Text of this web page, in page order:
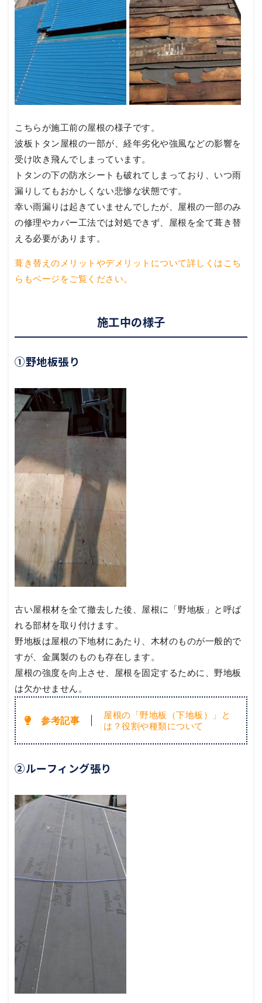
こちらが施工前の屋根の様子です。
波板トタン屋根の一部が、経年劣化や強風などの影響を
受け吹き飛んでしまっています。
トタンの下の防水シートも破れてしまっており、いつ雨
漏りしてもおかしくない悲惨な状態です。
幸い雨漏りは起きていませんでしたが、屋根の一部のみ
の修理やカバー工法では対処できず、屋根を全て葺き替
える必要があります。
葺き替えのメリットやデメリットについて詳しくはこち
らもページをご覧ください。
施工中の様子
①野地板張り
古い屋根材を全て撤去した後、屋根に「野地板」と呼ば
れる部材を取り付けます。
野地板は屋根の下地材にあたり、木材のものが一般的で
すが、金属製のものも存在します。
屋根の強度を向上させ、屋根を固定するために、野地板
は欠かせません。
屋根の「野地板（下地板）」と
は？役割や種類について
②ルーフィング張り